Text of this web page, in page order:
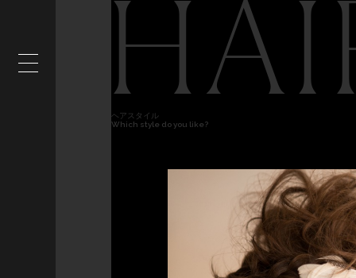
ヘアスタイル
Which style do you like?